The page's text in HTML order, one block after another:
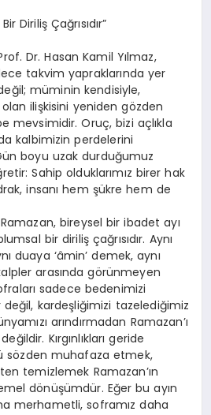
Diriliş Çağrısıdır”
Dr. Hasan Kamil Yılmaz,
takvim yapraklarında yer
müminin kendisiyle,
ilişkisini yeniden gözden
mevsimidir. Oruç, bizi açlıkla
kalbimizin perdelerini
boyu uzak durduğumuz
Sahip olduklarımız birer hak
insanı hem şükre hem de
bireysel bir ibadet ayı
bir diriliş çağrısıdır. Aynı
duaya ‘âmin’ demek, aynı
arasında görünmeyen
sadece bedenimizi
kardeşliğimizi tazelediğimiz
arındırmadan Ramazan’ı
Kırgınlıkları geride
sözden muhafaza etmek,
temizlemek Ramazan’ın
dönüşümdür. Eğer bu ayın
merhametli, soframız daha